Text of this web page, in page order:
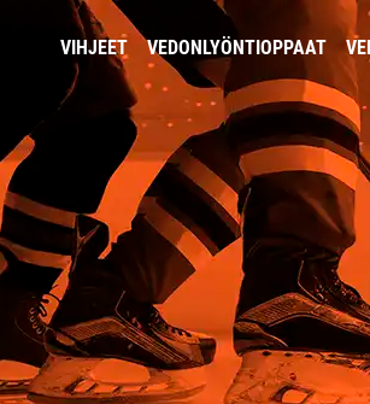
VIHJEET VEDONLYÖNTIOPPAAT